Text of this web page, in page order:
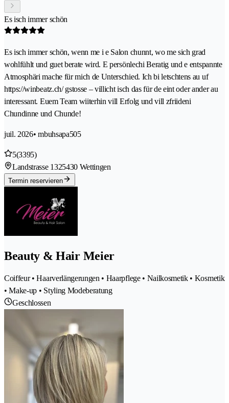
Es isch immer schön
Es isch immer schön, wenn me i e Salon chunnt, wo me sich grad
wohlfühlt und guet berate wird. E persönlechi Beratig und e entspannte
Atmosphäri mache für mich de Unterschied. Ich bi letschtens au uf
https://winbeatz.ch/ gstosse – villicht isch das für de eint oder ander au
interessant. Euem Team wiiterhin vill Erfolg und vill zfriideni
Chundinne und Chunde!
juil. 2026• mbuhsapa505
5(3395)
Landstrasse 1325430 Wettingen
Termin reservieren
Beauty & Hair Meier
Coiffeur • Haarverlängerungen • Haarpflege • Nailkosmetik • Kosmetik
• Make-up • Styling Modeberatung
Geschlossen